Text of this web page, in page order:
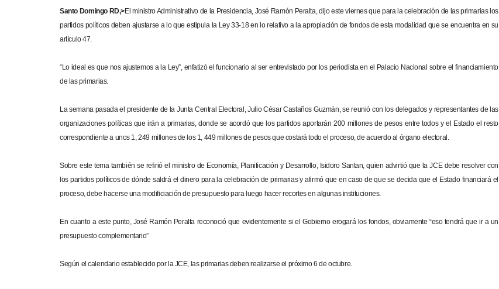
Santo Domingo RD,>El ministro Administrativo de la Presidencia, José Ramón Peralta, dijo este viernes que para la celebración de las primarias los
partidos políticos deben ajustarse a lo que estipula la Ley 33-18 en lo relativo a la apropiación de fondos de esta modalidad que se encuentra en su
artículo 47.
“Lo ideal es que nos ajustemos a la Ley”, enfatizó el funcionario al ser entrevistado por los periodista en el Palacio Nacional sobre el financiamiento
de las primarias.
La semana pasada el presidente de la Junta Central Electoral, Julio César Castaños Guzmán, se reunió con los delegados y representantes de las
organizaciones políticas que irán a primarias, donde se acordó que los partidos aportarán 200 millones de pesos entre todos y el Estado el resto
correspondiente a unos 1, 249 millones de los 1, 449 millones de pesos que costará todo el proceso, de acuerdo al órgano electoral.
Sobre este tema también se refirió el ministro de Economía, Planificación y Desarrollo, Isidoro Santan, quien advirtió que la JCE debe resolver con
los partidos políticos de dónde saldrá el dinero para la celebración de primarias y afirmó que en caso de que se decida que el Estado financiará el
proceso, debe hacerse una modificiación de presupuesto para luego hacer recortes en algunas instituciones.
En cuanto a este punto, José Ramón Peralta reconoció que evidentemente si el Gobierno erogará los fondos, obviamente “eso tendrá que ir a un
presupuesto complementario”
Según el calendario establecido por la JCE, las primarias deben realizarse el próximo 6 de octubre.